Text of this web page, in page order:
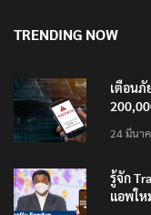
TRENDING NOW
เตือนภั
24 มีนา
รู้จัก
แอพให